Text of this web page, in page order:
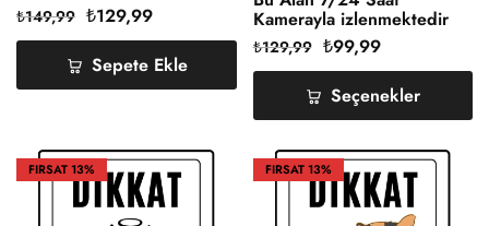
₺149,99 ₺129,99
Sepete Ekle
Kamerayla izlenmektedir
Uyarı ikaz Levhası Pvc
Kaplama A4
₺129,99 ₺99,99
Seçenekler
FIRSAT13% FIRSAT13%